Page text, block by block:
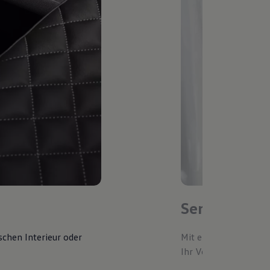
Interieur oder
Service-
Mit einem
Ihr Volkswagen